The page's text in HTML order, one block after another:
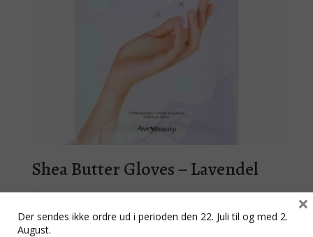
Shea Butter Gloves – Lavendel
kr.44,00
Der sendes ikke ordre ud i perioden den 22. Juli til og med 2.
August.
×